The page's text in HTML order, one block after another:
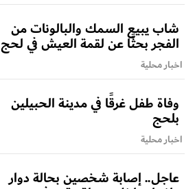
شاب يبيع السمك والبالونات من
الفجر بحثًا عن لقمة العيش في لحج
اخبار محلية
وفاة طفل غرقًا في مدينة الحبيلين
بلحج
اخبار محلية
عاجل.. إصابة شخصين بحالة دوار